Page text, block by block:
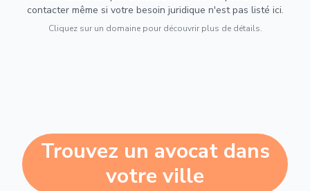
contacter même si votre besoin juridique n'est pas listé ici.
Cliquez sur un domaine pour découvrir plus de détails.
Trouvez un avocat dans
votre ville